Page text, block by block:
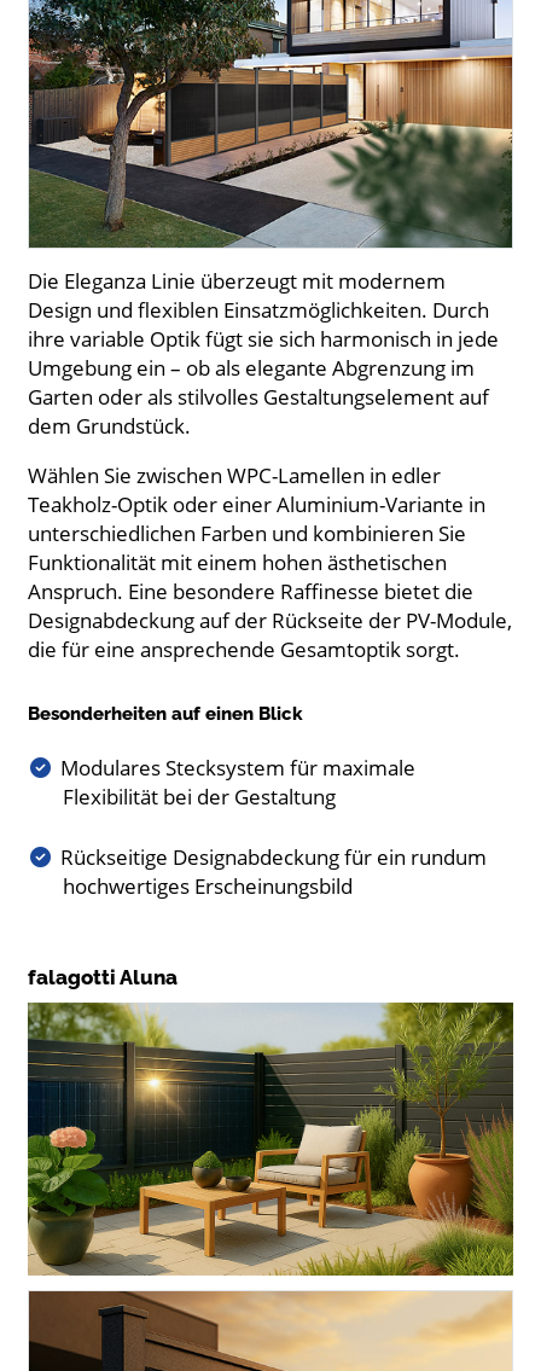
Die Eleganza Linie überzeugt mit modernem
Design und flexiblen Einsatzmöglichkeiten. Durch
ihre variable Optik fügt sie sich harmonisch in jede
Umgebung ein – ob als elegante Abgrenzung im
Garten oder als stilvolles Gestaltungselement auf
dem Grundstück.
Wählen Sie zwischen WPC-Lamellen in edler
Teakholz-Optik oder einer Aluminium-Variante in
unterschiedlichen Farben und kombinieren Sie
Funktionalität mit einem hohen ästhetischen
Anspruch. Eine besondere Raffinesse bietet die
Designabdeckung auf der Rückseite der PV-Module,
die für eine ansprechende Gesamtoptik sorgt.
Besonderheiten auf einen Blick
Modulares Stecksystem für maximale
Flexibilität bei der Gestaltung
Rückseitige Designabdeckung für ein rundum
hochwertiges Erscheinungsbild
falagotti Aluna